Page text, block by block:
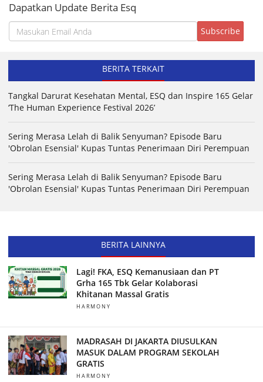
Dapatkan Update Berita Esq
BERITA TERKAIT
Tangkal Darurat Kesehatan Mental, ESQ dan Inspire 165 Gelar
‘The Human Experience Festival 2026’
Sering Merasa Lelah di Balik Senyuman? Episode Baru
'Obrolan Esensial' Kupas Tuntas Penerimaan Diri Perempuan
Sering Merasa Lelah di Balik Senyuman? Episode Baru
'Obrolan Esensial' Kupas Tuntas Penerimaan Diri Perempuan
BERITA LAINNYA
Lagi! FKA, ESQ Kemanusiaan dan PT
Grha 165 Tbk Gelar Kolaborasi
Khitanan Massal Gratis
HARMONY
MADRASAH DI JAKARTA DIUSULKAN
MASUK DALAM PROGRAM SEKOLAH
GRATIS
HARMONY